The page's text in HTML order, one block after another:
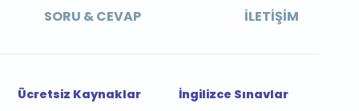
SORU & CEVAP İLETIŞIM
Ücretsiz Kaynaklar
İngilizce Sınavlar